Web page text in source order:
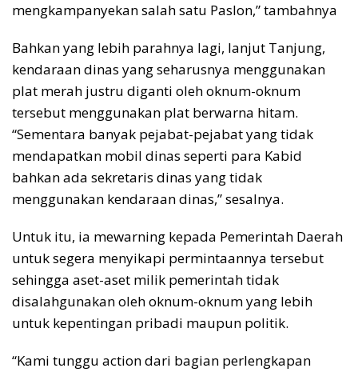
mengkampanyekan salah satu Paslon,” tambahnya
Bahkan yang lebih parahnya lagi, lanjut Tanjung,
kendaraan dinas yang seharusnya menggunakan
plat merah justru diganti oleh oknum-oknum
tersebut menggunakan plat berwarna hitam.
“Sementara banyak pejabat-pejabat yang tidak
mendapatkan mobil dinas seperti para Kabid
bahkan ada sekretaris dinas yang tidak
menggunakan kendaraan dinas,” sesalnya.
Untuk itu, ia mewarning kepada Pemerintah Daerah
untuk segera menyikapi permintaannya tersebut
sehingga aset-aset milik pemerintah tidak
disalahgunakan oleh oknum-oknum yang lebih
untuk kepentingan pribadi maupun politik.
“Kami tunggu action dari bagian perlengkapan